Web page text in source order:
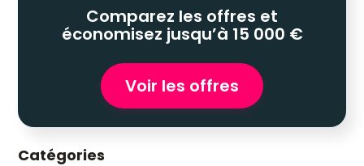
Comparez les offres et
économisez jusqu’à 15 000 €
Voir les offres
Catégories